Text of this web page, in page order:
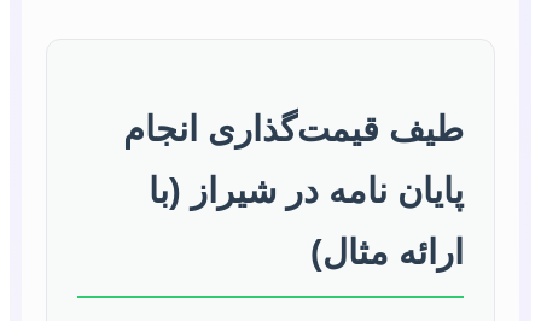
طیف قیمت‌گذاری انجام
پایان نامه در شیراز (با
ارائه مثال)